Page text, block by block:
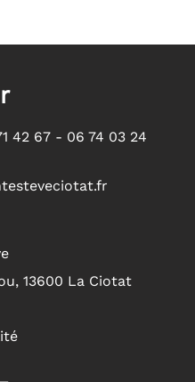
42 67 - 06 74 03 24
13600 La Ciotat